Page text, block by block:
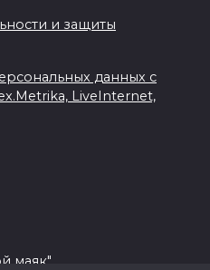
и защиты
данных с
LiveInternet,
маяк"